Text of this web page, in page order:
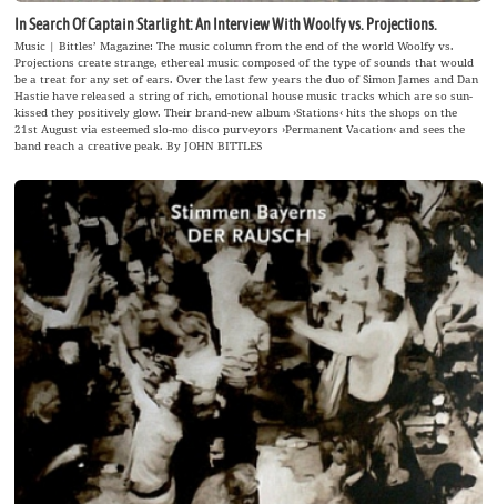
In Search Of Captain Starlight: An Interview With Woolfy vs. Projections.
Music | Bittles’ Magazine: The music column from the end of the world Woolfy vs.
Projections create strange, ethereal music composed of the type of sounds that would
be a treat for any set of ears. Over the last few years the duo of Simon James and Dan
Hastie have released a string of rich, emotional house music tracks which are so sun-
kissed they positively glow. Their brand-new album ›Stations‹ hits the shops on the
21st August via esteemed slo-mo disco purveyors ›Permanent Vacation‹ and sees the
band reach a creative peak. By JOHN BITTLES